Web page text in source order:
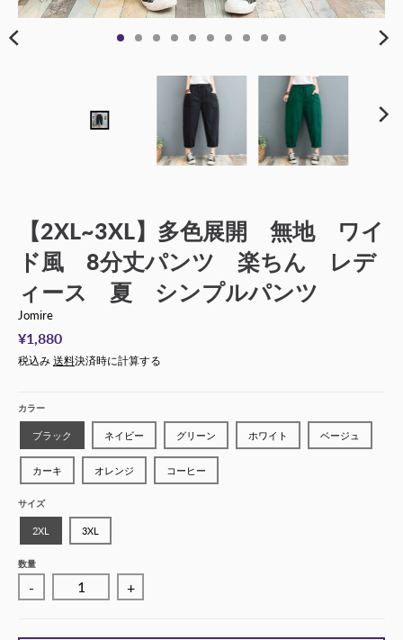
【2XL~3XL】多色展開 無地 ワイ
ド風 8分丈パンツ 楽ちん レデ
ィース 夏 シンプルパンツ
Jomire
¥1,880
税込み 送料決済時に計算する
カラー
ブラック ネイビー グリーン ホワイト ベージュ
カーキ オレンジ コーヒー
サイズ
2XL 3XL
数量
- +